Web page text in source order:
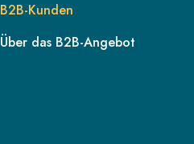
B2B-Kunden
Über das B2B-Angebot